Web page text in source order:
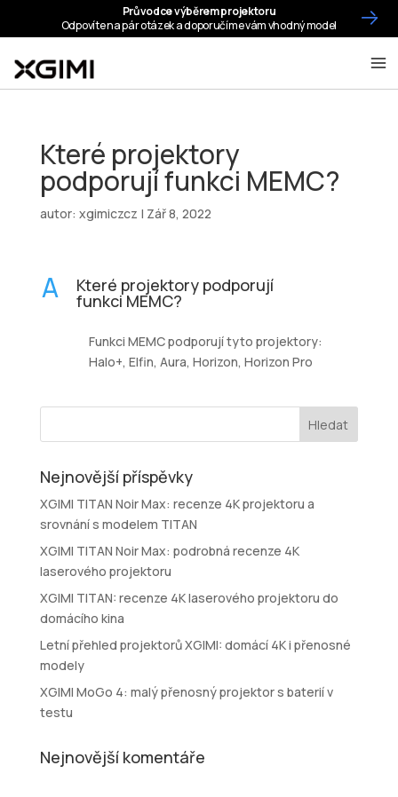
Které projektory
podporují funkci MEMC?
autor: xgimiczcz | Zář 8, 2022
A Které projektory podporují
funkci MEMC?
Funkci MEMC podporují tyto projektory:
Halo+, Elfin, Aura, Horizon, Horizon Pro
Nejnovější příspěvky
XGIMI TITAN Noir Max: recenze 4K projektoru a
srovnání s modelem TITAN
XGIMI TITAN Noir Max: podrobná recenze 4K
laserového projektoru
XGIMI TITAN: recenze 4K laserového projektoru do
domácího kina
Letní přehled projektorů XGIMI: domácí 4K i přenosné
modely
XGIMI MoGo 4: malý přenosný projektor s baterií v
testu
Nejnovější komentáře